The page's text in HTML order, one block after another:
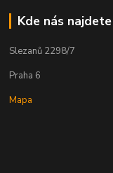
Kde nás najdete
Slezanů 2298/7
Praha 6
Mapa